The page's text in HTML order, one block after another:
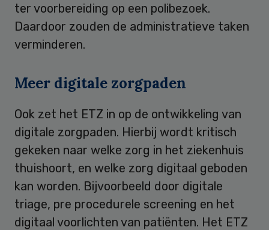
ter voorbereiding op een polibezoek.
Daardoor zouden de administratieve taken
verminderen.
Meer digitale zorgpaden
Ook zet het ETZ in op de ontwikkeling van
digitale zorgpaden. Hierbij wordt kritisch
gekeken naar welke zorg in het ziekenhuis
thuishoort, en welke zorg digitaal geboden
kan worden. Bijvoorbeeld door digitale
triage, pre procedurele screening en het
digitaal voorlichten van patiënten. Het ETZ